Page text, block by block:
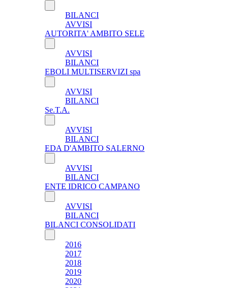
BILANCI
AVVISI
AUTORITA' AMBITO SELE
AVVISI
BILANCI
EBOLI MULTISERVIZI spa
AVVISI
BILANCI
Se.T.A.
AVVISI
BILANCI
EDA D'AMBITO SALERNO
AVVISI
BILANCI
ENTE IDRICO CAMPANO
AVVISI
BILANCI
BILANCI CONSOLIDATI
2016
2017
2018
2019
2020